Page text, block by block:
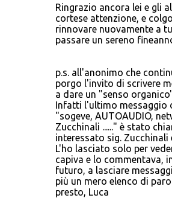
Ringrazio ancora lei e gli
cortese attenzione, e
rinnovare nuovamente a
passare un sereno
p.s. all'anonimo che
porgo l'invito di scrivere
a dare un "senso
Infatti l'ultimo messaggio
"sogeve, AUTOAUDIO,
Zucchinali ......" è stato
interessato sig. Zucchinali
L'ho lasciato solo per
capiva e lo commentava,
futuro, a lasciare
più un mero elenco di
presto, Luca